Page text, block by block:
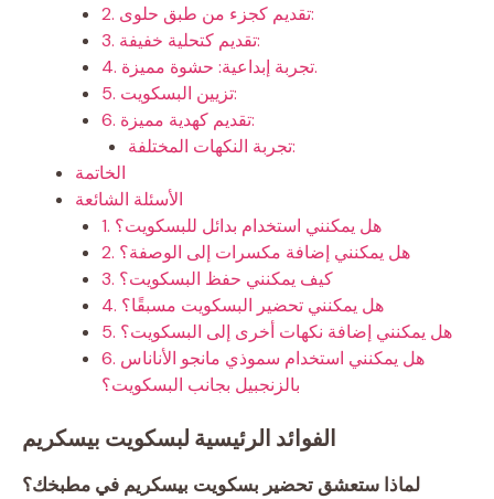
2. تقديم كجزء من طبق حلوى:
3. تقديم كتحلية خفيفة:
4. تجربة إبداعية: حشوة مميزة.
5. تزيين البسكويت:
6. تقديم كهدية مميزة:
تجربة النكهات المختلفة:
الخاتمة
الأسئلة الشائعة
1. هل يمكنني استخدام بدائل للبسكويت؟
2. هل يمكنني إضافة مكسرات إلى الوصفة؟
3. كيف يمكنني حفظ البسكويت؟
4. هل يمكنني تحضير البسكويت مسبقًا؟
5. هل يمكنني إضافة نكهات أخرى إلى البسكويت؟
6. هل يمكنني استخدام سموذي مانجو الأناناس
بالزنجبيل بجانب البسكويت؟
الفوائد الرئيسية لبسكويت بيسكريم
لماذا ستعشق تحضير بسكويت بيسكريم في مطبخك؟